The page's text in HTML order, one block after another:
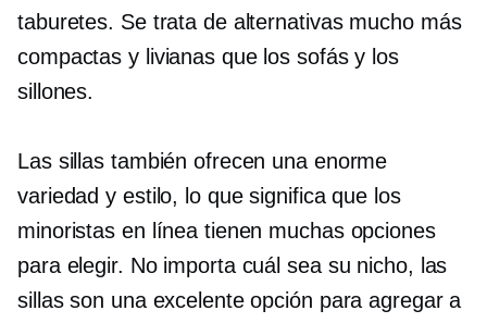
taburetes. Se trata de alternativas mucho más
compactas y livianas que los sofás y los
sillones.
Las sillas también ofrecen una enorme
variedad y estilo, lo que significa que los
minoristas en línea tienen muchas opciones
para elegir. No importa cuál sea su nicho, las
sillas son una excelente opción para agregar a